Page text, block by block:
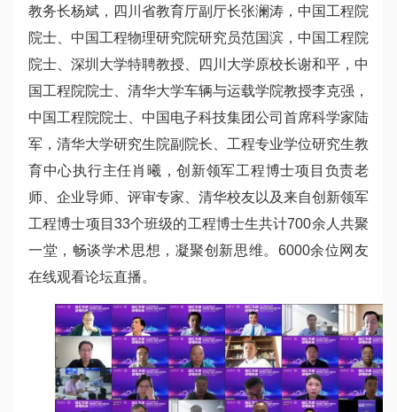
教务长杨斌，四川省教育厅副厅长张澜涛，中国工程院
院士、中国工程物理研究院研究员范国滨，中国工程院
院士、深圳大学特聘教授、四川大学原校长谢和平，中
国工程院院士、清华大学车辆与运载学院教授李克强，
中国工程院院士、中国电子科技集团公司首席科学家陆
军，清华大学研究生院副院长、工程专业学位研究生教
育中心执行主任肖曦，创新领军工程博士项目负责老
师、企业导师、评审专家、清华校友以及来自创新领军
工程博士项目33个班级的工程博士生共计700余人共聚
一堂，畅谈学术思想，凝聚创新思维。6000余位网友
在线观看论坛直播。